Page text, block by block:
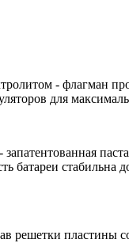
- флагман
для
батареи
решетки пластины